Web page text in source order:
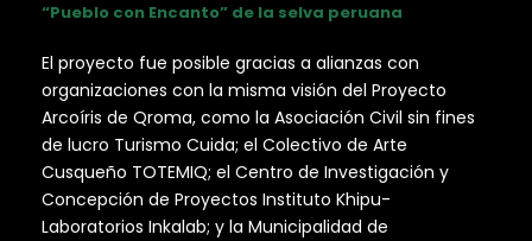
“Pueblo con Encanto” de la selva peruana
El proyecto fue posible gracias a alianzas con
organizaciones con la misma visión del Proyecto
Arcoíris de Qroma, como la Asociación Civil sin fines
de lucro Turismo Cuida; el Colectivo de Arte
Cusqueño TOTEMIQ; el Centro de Investigación y
Concepción de Proyectos Instituto Khipu-
Laboratorios Inkalab; y la Municipalidad de